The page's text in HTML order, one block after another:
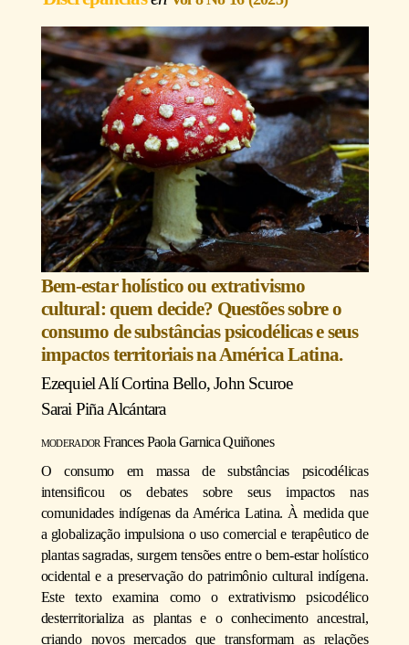
Bem-estar holístico ou extrativismo
cultural: quem decide? Questões sobre o
consumo de substâncias psicodélicas e seus
impactos territoriais na América Latina.
Ezequiel Alí Cortina Bello,John Scuroe
Sarai Piña Alcántara
moderador Frances Paola Garnica Quiñones
O consumo em massa de substâncias psicodélicas
intensificou os debates sobre seus impactos nas
comunidades indígenas da América Latina. À medida que
a globalização impulsiona o uso comercial e terapêutico de
plantas sagradas, surgem tensões entre o bem-estar holístico
ocidental e a preservação do patrimônio cultural indígena.
Este texto examina como o extrativismo psicodélico
desterritorializa as plantas e o conhecimento ancestral,
criando novos mercados que transformam as relações